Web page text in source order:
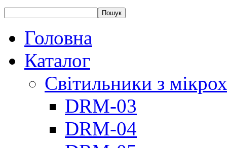
Головна
Каталог
Світильники з
DRM-03
DRM-04